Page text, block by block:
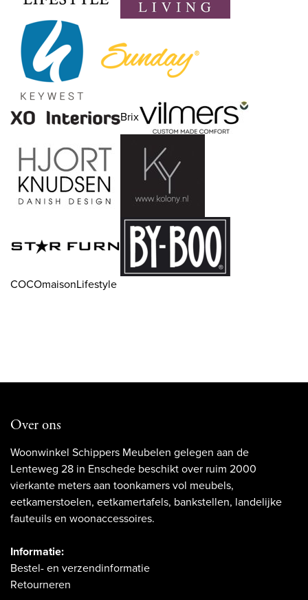
Brix
COCOmaisonLifestyle
Over ons
Woonwinkel Schippers Meubelen gelegen aan de
Lenteweg 28 in Enschede beschikt over ruim 2000
vierkante meters aan toonkamers vol meubels,
eetkamerstoelen, eetkamertafels, bankstellen, landelijke
fauteuils en woonaccessoires.
Informatie:
Bestel- en verzendinformatie
Retourneren